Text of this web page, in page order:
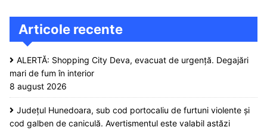
Articole recente
ALERTĂ: Shopping City Deva, evacuat de urgență. Degajări
mari de fum în interior
8 august 2026
Județul Hunedoara, sub cod portocaliu de furtuni violente și
cod galben de caniculă. Avertismentul este valabil astăzi